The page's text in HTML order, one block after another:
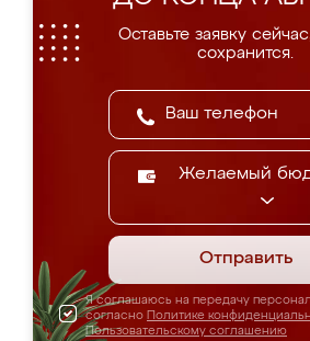
Оставьте заявку
сохранится.
Желаемый
Отправить
Я соглашаюсь на передачу
согласно Политике
Пользовательскому соглашению